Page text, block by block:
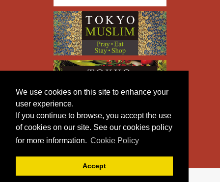
We use cookies on this site to enhance your
user experience.
If you continue to browse, you accept the use
of cookies on our site. See our cookies policy
for more information. Cookie Policy
Accept